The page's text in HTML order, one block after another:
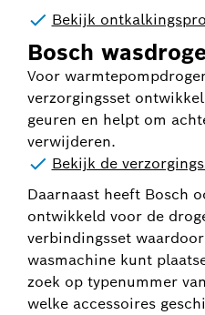
Bekijk
Bosch
Voor
verzorgingsset
geuren en helpt om
verwijderen.
Bekijk de
Daarnaast heeft Bosch
ontwikkeld voor de
verbindingsset
wasmachine kunt
zoek op typenummer
welke accessoires